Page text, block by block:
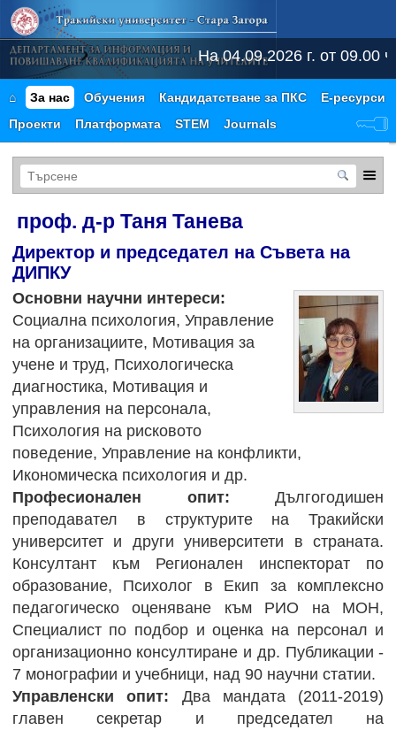
На 04.09.2026 г. от 09.00
⌂ За нас Обучения Кандидатстване за ПКС
Е-ресурси
Проекти
Платформата STEM Journals
проф. д-р Таня Танева
Директор и председател на Съвета на
ДИПКУ
Основни научни интереси:
Социална психология, Управление
на организациите, Мотивация за
учене и труд, Психологическа
диагностика, Мотивация и
управления на персонала,
Психология на рисковото
поведение, Управление на конфликти,
Икономическа психология и др.
Професионален опит: Дългогодишен
преподавател в структурите на Тракийски
университет и други университети в страната.
Консултант към Регионален инспекторат по
образование, Психолог в Екип за комплексно
педагогическо оценяване към РИО на МОН,
Специалист по подбор и оценка на персонал и
организационно консултиране и др. Публикации -
7 монографии и учебници, над 90 научни статии.
Управленски опит: Два мандата (2011-2019)
главен секретар и председател на